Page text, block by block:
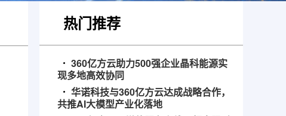
热门推荐
360亿方云助力500强企业晶科能源实
现多地高效协同
华诺科技与360亿方云达成战略合作，
共推AI大模型产业化落地